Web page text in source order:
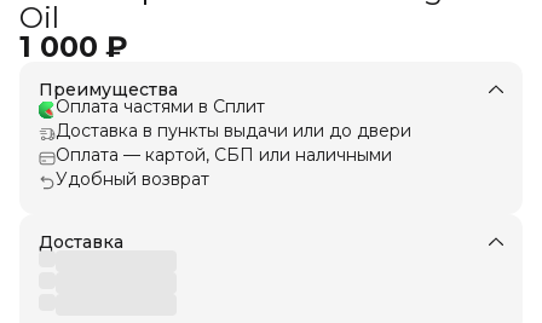
Oil
1 000 ₽
Преимущества
Оплата частями в Сплит
Доставка в пункты выдачи или до двери
Оплата — картой, СБП или наличными
Удобный возврат
Доставка